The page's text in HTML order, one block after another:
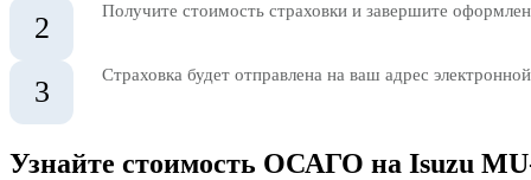
2 Получите стоимость страховки и завершите
3 Страховка будет отправлена на ваш адрес
Узнайте стоимость ОСАГО на Isuzu